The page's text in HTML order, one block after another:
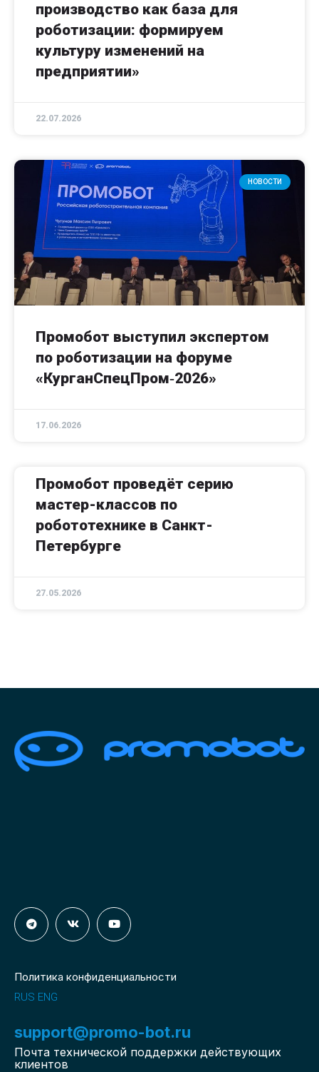
производство как база для
роботизации: формируем
культуру изменений на
предприятии»
22.07.2026
НОВОСТИ
Промобот выступил экспертом
по роботизации на форуме
«КурганСпецПром‑2026»
17.06.2026
Промобот проведёт серию
мастер-классов по
робототехнике в Санкт-
Петербурге
27.05.2026
Политика конфиденциальности
RUS ENG
support@promo-bot.ru
Почта технической поддержки действующих
клиентов